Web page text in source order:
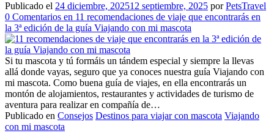
Publicado el 24 diciembre, 202512 septiembre, 2025 por PetsTravel
0 Comentarios en 11 recomendaciones de viaje que encontrarás en
la 3ª edición de la guía Viajando con mi mascota
Si tu mascota y tú formáis un tándem especial y siempre la llevas
allá donde vayas, seguro que ya conoces nuestra guía Viajando con
mi mascota. Como buena guía de viajes, en ella encontrarás un
montón de alojamientos, restaurantes y actividades de turismo de
aventura para realizar en compañía de…
Publicado en Consejos Destinos para viajar con mascota Viajando
con mi mascota